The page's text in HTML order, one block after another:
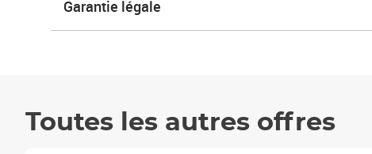
Garantie légale
Toutes les autres offres